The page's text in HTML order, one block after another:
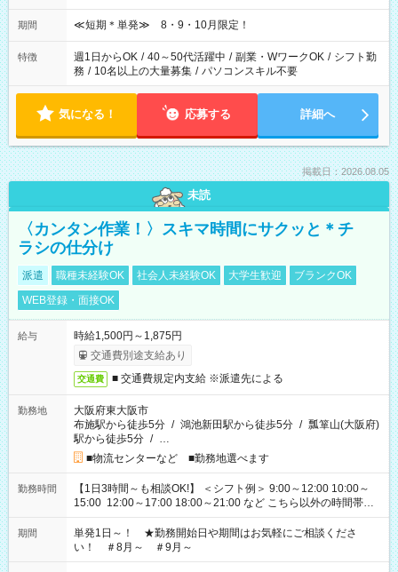
期間 ≪短期＊単発≫ 8・9・10月限定！
特徴 週1日からOK / 40～50代活躍中 / 副業・WワークOK / シフト勤
務 / 10名以上の大量募集 / パソコンスキル不要
気になる！ 応募する 詳細へ
掲載日：2026.08.05
未読
〈カンタン作業！〉スキマ時間にサクッと＊チ
ラシの仕分け
派遣 職種未経験OK 社会人未経験OK 大学生歓迎
ブランクOK
WEB登録・面接OK
給与
時給1,500円～1,875円
交通費別途支給あり
交通費 ■ 交通費規定内支給 ※派遣先による
勤務地
大阪府東大阪市
布施駅から徒歩5分 / 鴻池新田駅から徒歩5分 / 瓢箪山(大阪府)
駅から徒歩5分 / …
■物流センターなど ■勤務地選べます
勤務時間
【1日3時間～も相談OK!】 ＜シフト例＞ 9:00～12:00 10:00～
15:00 12:00～17:00 18:00～21:00 など こちら以外の時間帯も
お気軽にご相談ください！
期間
単発1日～！ ★勤務開始日や期間はお気軽にご相談くださ
い！ ＃8月～ ＃9月～